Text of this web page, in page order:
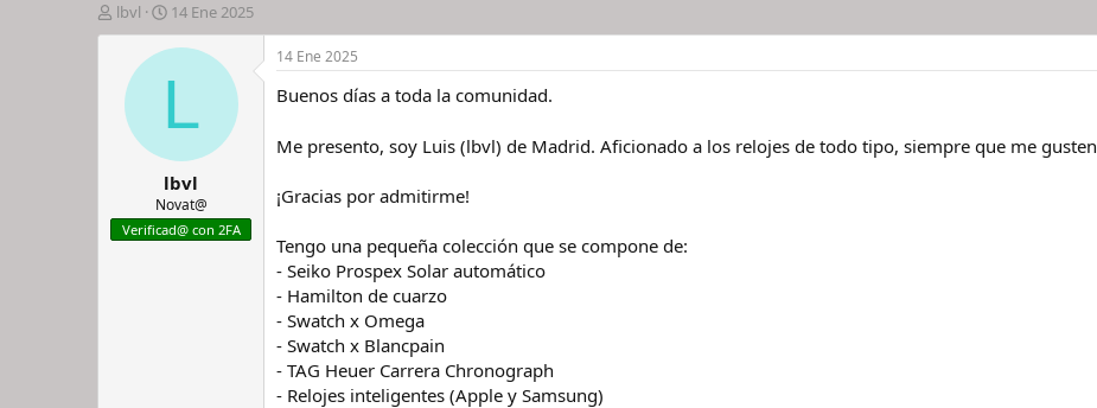
I
n
e
l
lbvl
F
e
c
d
i
n
i
c
i
14 Ene 2025
L
lbvl
Novat@
Verificad@ con 2FA
14 Ene 2025
Buenos días a toda la comunidad.
Me presento, soy Luis (lbvl) de Madrid. Aficionado a los relojes de todo tipo, siempre que me gusten
¡Gracias por admitirme!
Tengo una pequeña colección que se compone de:
- Seiko Prospex Solar automático
- Hamilton de cuarzo
- Swatch x Omega
- Swatch x Blancpain
- TAG Heuer Carrera Chronograph
- Relojes inteligentes (Apple y Samsung)